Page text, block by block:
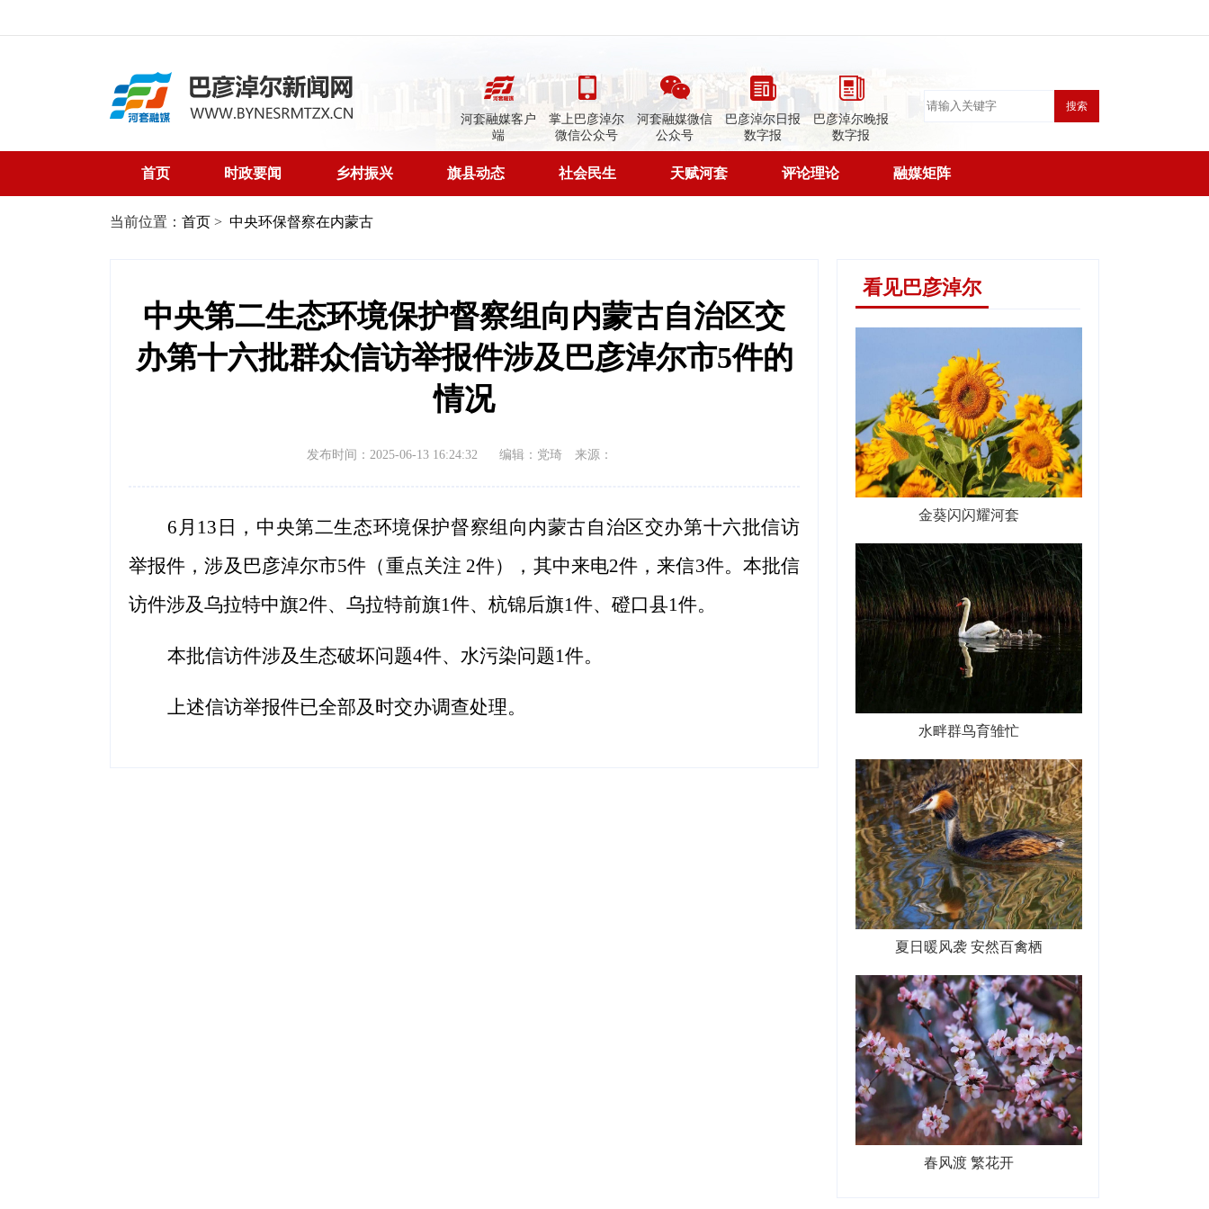
河套融媒客户
端
掌上巴彦淖尔
微信公众号
河套融媒微信
公众号
巴彦淖尔日报
数字报
巴彦淖尔晚报
数字报
搜索
首页 时政要闻 乡村振兴 旗县动态 社会民生 天赋河套 评论理论 融媒矩阵
当前位置： 首页 > 中央环保督察在内蒙古
中央第二生态环境保护督察组向内蒙古自治区交
办第十六批群众信访举报件涉及巴彦淖尔市5件的
情况
发布时间：2025-06-13 16:24:32 编辑：党琦 来源：
6 月 13 日，中央第二生态环境保护督察组向内蒙古自治区交办第十六批信访
举报件 ，涉及巴彦淖尔市5件（重点关注 2件） ， 其中来电2件 ，来信3件。 本批信
访件涉及乌拉特中旗2件、乌拉特前旗1件、杭锦后旗1件、磴口县1件。
本批信访件涉及生态破坏问题4件、水污染问题1件。
上述信访举报件已全部及时交办调查处理。
看见巴彦淖尔
金葵闪闪耀河套
水畔群鸟育雏忙
夏日暖风袭 安然百禽栖
春风渡 繁花开